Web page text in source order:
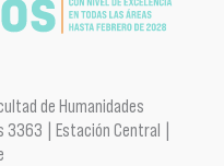
de Humanidades
3363 | Estación Central |